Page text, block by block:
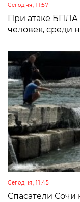
Сегодня, 11:57
При атаке БПЛА
человек, среди
Сегодня, 11:45
Спасатели Сочи